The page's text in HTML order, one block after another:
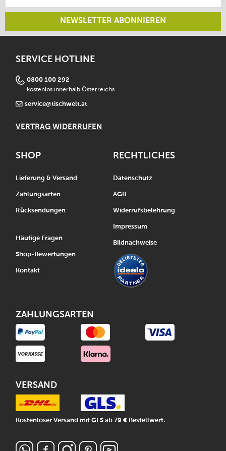
NEWSLETTER ABONNIEREN
SERVICE HOTLINE
0800 100 292
kostenlos innerhalb Österreichs
service@tischwelt.at
VERTRAG WIDERRUFEN
SHOP
Lieferung & Versand
Zahlungsarten
Rücksendungen
Häufige Fragen
Shop-Bewertungen
Kontakt
RECHTLICHES
Datenschutz
AGB
Widerrufsbelehrung
Impressum
Bildnachweise
ZAHLUNGSARTEN
VERSAND
Kostenloser Versand mit GLS ab 79 € Bestellwert.